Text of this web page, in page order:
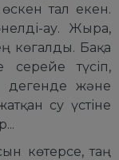
тал екен.
ау. Жыра,
көгалды. Бақа
серейе түсіп,
дегенде және
су үстіне
көтерсе, таң